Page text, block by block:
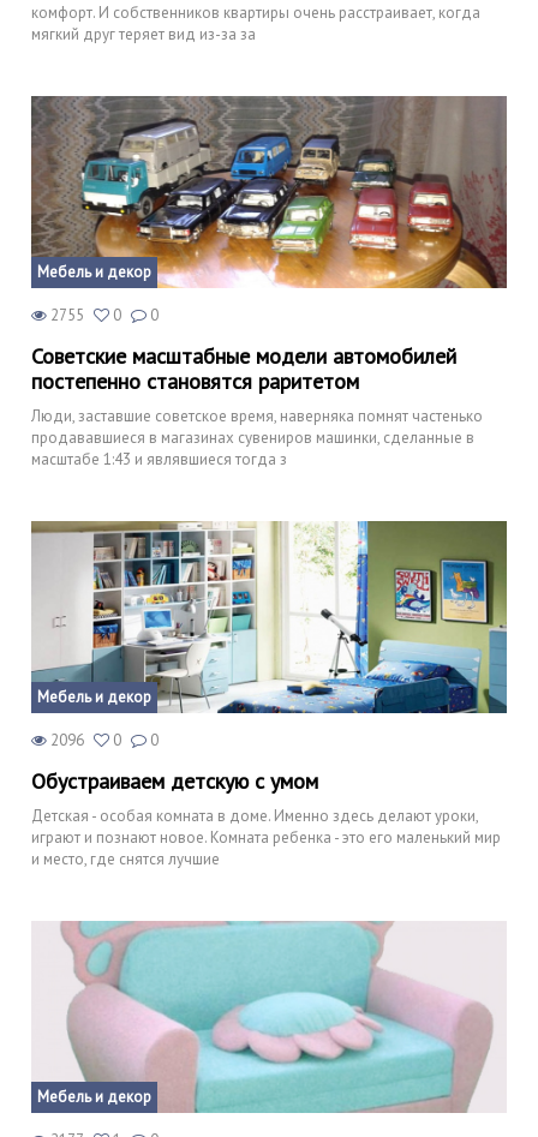
комфорт. И собственников квартиры очень расстраивает, когда
мягкий друг теряет вид из-за за
Мебель и декор
2755 0 0
Советские масштабные модели автомобилей
постепенно становятся раритетом
Люди, заставшие советское время, наверняка помнят частенько
продававшиеся в магазинах сувениров машинки, сделанные в
масштабе 1:43 и являвшиеся тогда з
Мебель и декор
2096 0 0
Обустраиваем детскую с умом
Детская - особая комната в доме. Именно здесь делают уроки,
играют и познают новое. Комната ребенка - это его маленький мир
и место, где снятся лучшие
Мебель и декор